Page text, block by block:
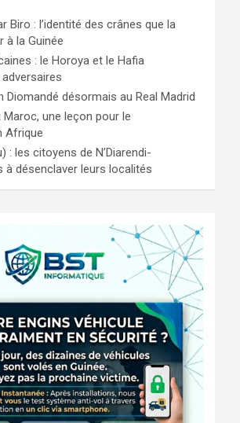
Biro : l’identité des crânes que la
à la Guinée
: le Horoya et le Hafia
Diomandé désormais au Real Madrid
Maroc, une leçon pour le
Afrique
: les citoyens de N’Diarendi-
à désenclaver leurs localités